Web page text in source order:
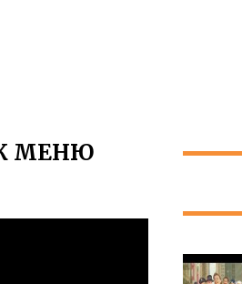
МЕНЮ